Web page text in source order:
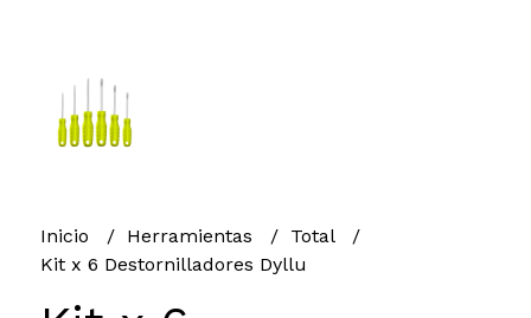
Inicio Herramientas
Total
Kit x 6 Destornilladores Dyllu